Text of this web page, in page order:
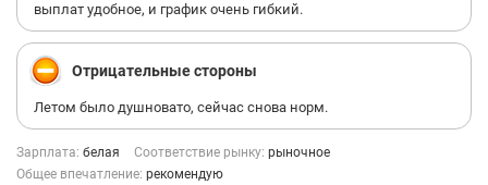
выплат удобное, и график очень гибкий.
Отрицательные стороны
Летом было душновато, сейчас снова норм.
Зарплата: белая Соответствие рынку: рыночное
Общее впечатление: рекомендую